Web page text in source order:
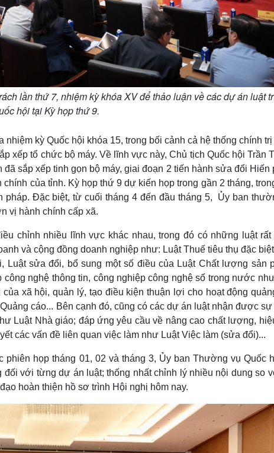
lần thứ 7, nhiệm kỳ khóa XV để thảo luận về các dự án luật
hội tại Kỳ họp thứ 9.
kỳ Quốc hội khóa 15, trong bối cảnh cả hệ thống chính
xếp tổ chức bộ máy. Về lĩnh vực này, Chủ tịch Quốc hội Trần
sắp xếp tinh gọn bộ máy, giai đoạn 2 tiến hành sửa đổi Hiến
của tỉnh. Kỳ họp thứ 9 dự kiến họp trong gần 2 tháng,
pháp. Đặc biệt, từ cuối tháng 4 đến đầu tháng 5, Ủy ban
vị hành chính cấp xã.
chỉnh nhiều lĩnh vực khác nhau, trong đó có những luật rất
và cộng đồng doanh nghiệp như: Luật Thuế tiêu thụ đặc
Luật sửa đổi, bổ sung một số điều của Luật Chất lượng sản
công nghệ thông tin, công nghiệp công nghệ số trong nước
xã hội, quản lý, tạo điều kiện thuận lợi cho hoạt động
cáo... Bên cạnh đó, cũng có các dự án luật nhận được
Luật Nhà giáo; đáp ứng yêu cầu về nâng cao chất lượng,
các vấn đề liên quan việc làm như Luật Việc làm (sửa đổi)...
phiên họp tháng 01, 02 và tháng 3, Ủy ban Thường vụ Quốc
đối với từng dự án luật; thống nhất chỉnh lý nhiều nội dung so
hoàn thiện hồ sơ trình Hội nghị hôm nay.